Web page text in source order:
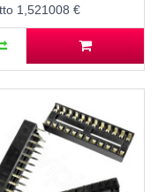
1,521008 €